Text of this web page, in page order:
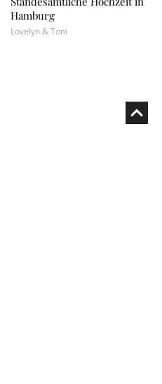
Hamburg
Lovelyn & Toni